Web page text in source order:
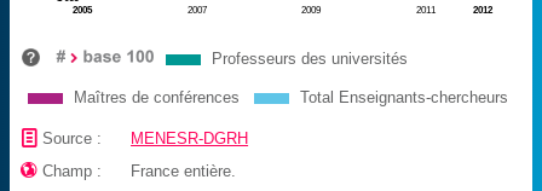
2007 2009 2011
2005 2012
Professeurs des universités
Maîtres de conférences Total Enseignants-chercheurs
📄 Source : MENESR-DGRH
 Champ : France entière.